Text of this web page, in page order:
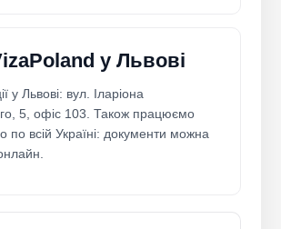
у Львові
у Львові: вул. Іларіона
5, офіс 103. Також працюємо
по всій Україні: документи можна